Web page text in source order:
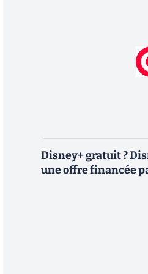
Disney+ gratuit ?
une offre financée